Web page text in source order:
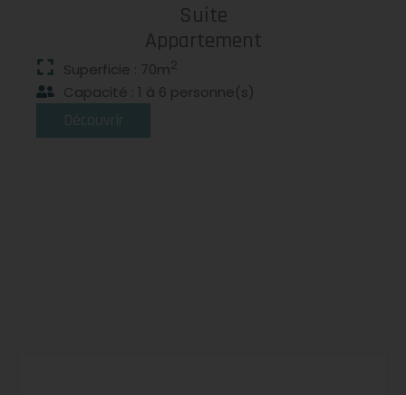
Suite
Appartement
Superficie : 70m2
Capacité : 1 à 6 personne(s)
Découvrir